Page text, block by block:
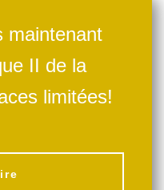
maintenant
II de la
limitées!